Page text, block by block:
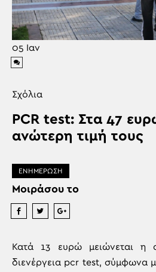
05 Ιαν
Σχόλια
PCR test: Στα 47
ανώτερη τιμή τους
ΕΝΗΜΕΡΩΣΗ
Μοιράσου το
Κατά 13 ευρώ μειώνεται η
διενέργεια pcr test, σύμφωνα